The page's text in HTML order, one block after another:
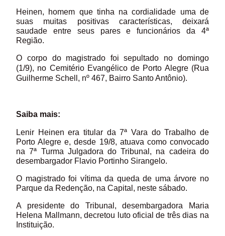
Heinen, homem que tinha na cordialidade uma de
suas muitas positivas características, deixará
saudade entre seus pares e funcionários da 4ª
Região.
O corpo do magistrado foi sepultado no domingo
(1/9), no Cemitério Evangélico de Porto Alegre (Rua
Guilherme Schell, nº 467, Bairro Santo Antônio).
Saiba mais:
Lenir Heinen era titular da 7ª Vara do Trabalho de
Porto Alegre e, desde 19/8, atuava como convocado
na 7ª Turma Julgadora do Tribunal, na cadeira do
desembargador Flavio Portinho Sirangelo.
O magistrado foi vítima da queda de uma árvore no
Parque da Redenção, na Capital, neste sábado.
A presidente do Tribunal, desembargadora Maria
Helena Mallmann, decretou luto oficial de três dias na
Instituição.